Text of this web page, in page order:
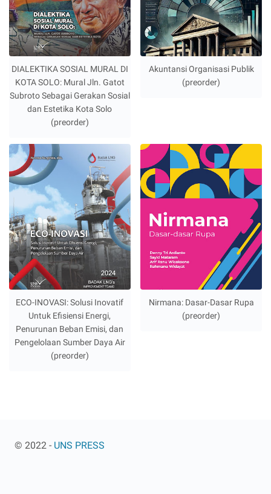
DIALEKTIKA SOSIAL MURAL DI
KOTA SOLO: Mural Jln. Gatot
Subroto Sebagai Gerakan Sosial
dan Estetika Kota Solo
(preorder)
Akuntansi Organisasi Publik
(preorder)
ECO-INOVASI: Solusi Inovatif
Untuk Efisiensi Energi,
Penurunan Beban Emisi, dan
Pengelolaan Sumber Daya Air
(preorder)
Nirmana: Dasar-Dasar Rupa
(preorder)
© 2022 - UNS PRESS